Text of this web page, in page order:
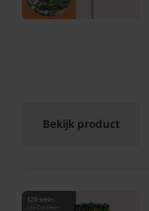
Bekijk product